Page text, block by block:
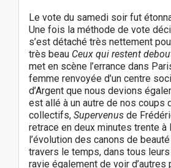
Le vote du samedi soir fut
Une fois la méthode de vote
s’est détaché très nettement
très beau Ceux qui restent
met en scène l’errance dans
femme renvoyée d’un centre
d’Argent que nous devions
est allé à un autre de nos coups
collectifs, Supervenus de
retrace en deux minutes trente à
l’évolution des canons de
travers le temps, dans tous leurs
ravie également de voir d’autres